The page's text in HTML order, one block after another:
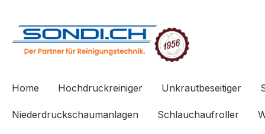
Home Hochdruckreiniger Unkrautbeseitiger
Niederdruckschaumanlagen Schlauchaufroller